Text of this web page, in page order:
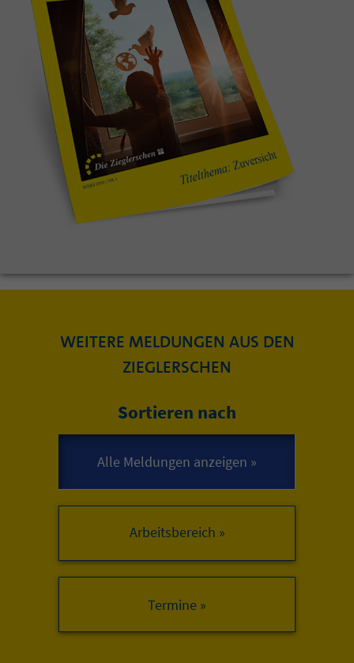
WEITERE MELDUNGEN AUS DEN
ZIEGLERSCHEN
Sortieren nach
Arbeitsbereich »